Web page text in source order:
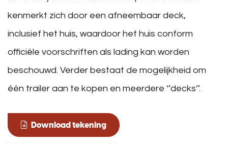
kenmerkt zich door een afneembaar deck,
inclusief het huis, waardoor het huis conform
officiële voorschriften als lading kan worden
beschouwd. Verder bestaat de mogelijkheid om
één trailer aan te kopen en meerdere ‘’decks’’.
Download tekening